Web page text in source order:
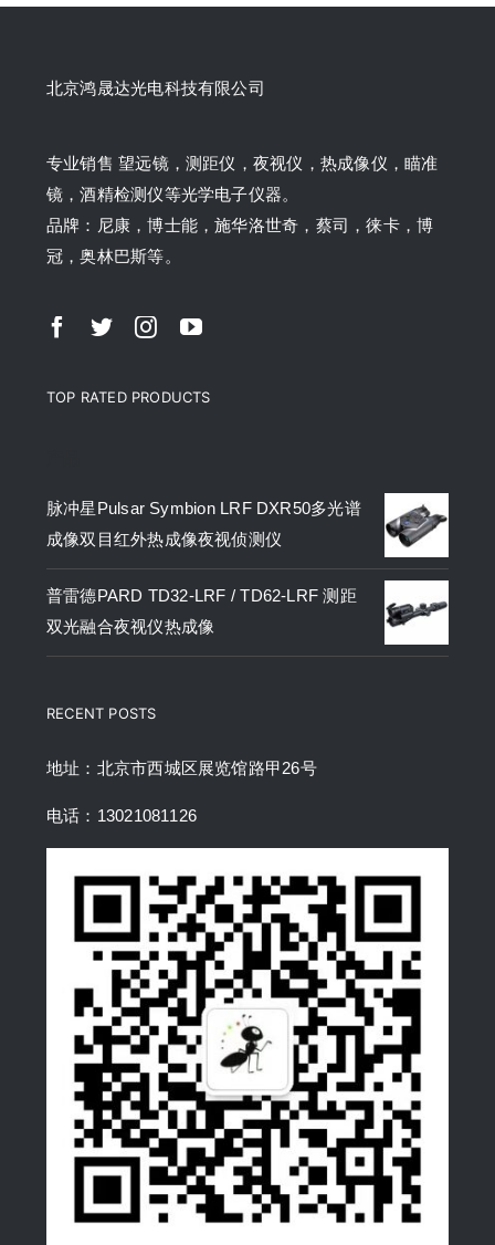
北京鸿晟达光电科技有限公司
专业销售 望远镜，测距仪，夜视仪，热成像仪，瞄准
镜，酒精检测仪等光学电子仪器。
品牌：尼康，博士能，施华洛世奇，蔡司，徕卡，博
冠，奥林巴斯等。
TOP RATED PRODUCTS
脉冲星Pulsar Symbion LRF DXR50多光谱
成像双目红外热成像夜视侦测仪
普雷德PARD TD32-LRF / TD62-LRF 测距
双光融合夜视仪热成像
RECENT POSTS
地址：北京市西城区展览馆路甲26号
电话：13021081126